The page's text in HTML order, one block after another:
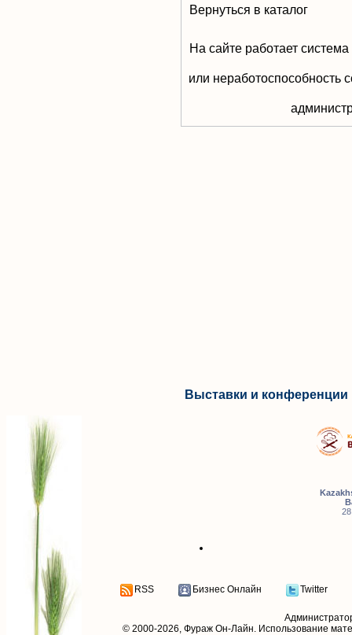
Вернуться в каталог
На сайте работает
или неработоспособность
Выставки и конференции
RSS Бизнес Онлайн Twitter
© 2000-2026, Фураж Он-Лайн. Использование